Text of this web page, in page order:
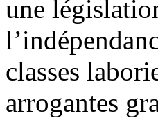
une
classes
arrogantes